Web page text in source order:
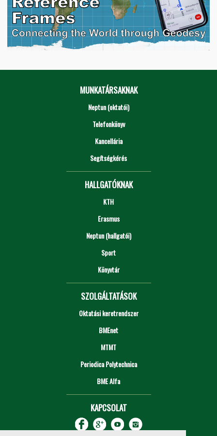
MUNKATÁRSAKNAK
Neptun (oktatói)
Telefonkönyv
Kancellária
Segítségkérés
HALLGATÓKNAK
KTH
Erasmus
Neptun (hallgatói)
Sport
Könyvtár
SZOLGÁLTATÁSOK
Oktatási keretrendszer
BMEnet
MTMT
Periodica Polytechnica
BME Alfa
KAPCSOLAT